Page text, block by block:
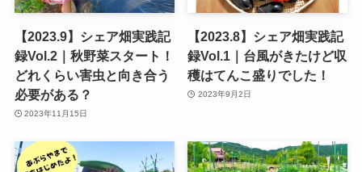
【2023.9】シェア畑実践記
録Vol.2｜秋野菜スタート！
どれくらい害虫と向き合う
必要がある？
2023年11月15日
【2023.8】シェア畑実践記
録Vol.1｜台風がきたけど収
穫はてんこ盛りでした！
2023年9月2日